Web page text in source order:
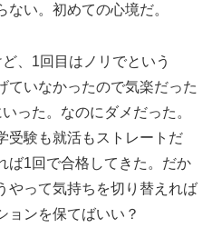
い。初めての心境だ。
、1回目はノリでという
ていなかったので気楽だった
った。なのにダメだった。
受験も就活もストレートだ
ば1回で合格してきた。だか
やって気持ちを切り替えれば
ョンを保てばいい？